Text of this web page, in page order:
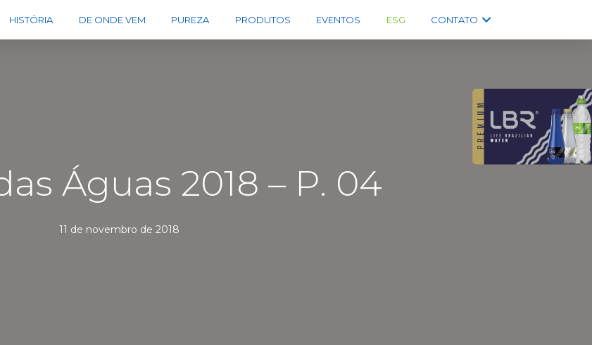
HISTÓRIA DE ONDE VEM PUREZA PRODUTOS EVENTOS ESG CONTATO
Águas 2018 – P. 04
11 de novembro de 2018